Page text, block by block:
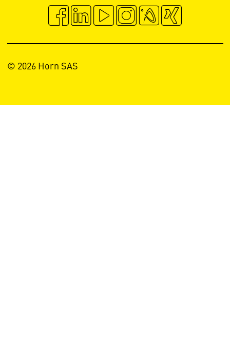
© 2026 Horn SAS